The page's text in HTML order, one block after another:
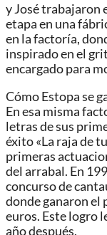
y José trabajaron
etapa en una
en la factoría,
inspirado en el
encargado para
Cómo Estopa se
En esa misma
letras de sus
éxito «La raja de
primeras
del arrabal. En
concurso de
donde ganaron el
euros. Este logro
año después.